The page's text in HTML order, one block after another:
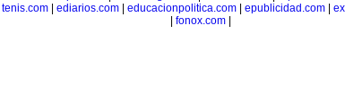
tenis.com
ediarios.com educacionpolitica.com epublicidad.com
fonox.com